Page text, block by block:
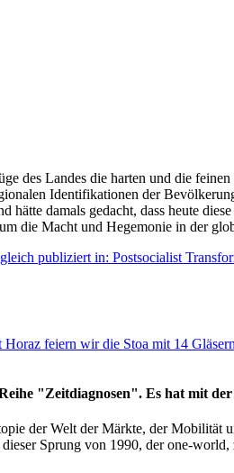
des Landes die harten und die
Identifikationen der
damals gedacht, dass heute
die Macht und Hegemonie in der
publiziert in: Postsocialist
feiern wir die Stoa mit 14
"Zeitdiagnosen". Es hat mit
der Welt der Märkte, der
Sprung von 1990, der one-